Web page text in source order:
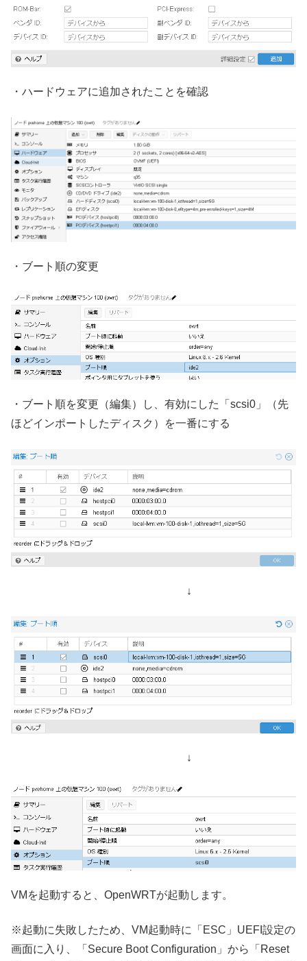
・ハードウェアに追加されたことを確認
・ブート順の変更
・ブート順を変更（編集）し、有効にした「scsi0」（先
ほどインポートしたディスク）を一番にする
↓
↓
VMを起動すると、OpenWRTが起動します。
※起動に失敗したため、VM起動時に「ESC」UEFI設定の
画面に入り、「Secure Boot Configuration」から「Reset